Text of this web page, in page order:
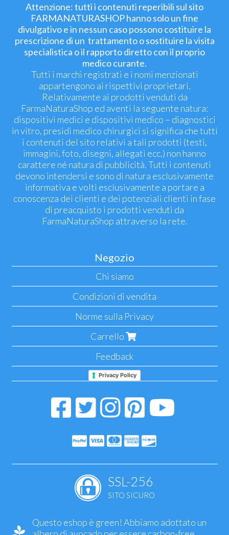
Attenzione: tutti i contenuti reperibili sul sito
FARMANATURASHOP hanno solo un fine
divulgativo e in nessun caso possono costituire la
prescrizione di un trattamento o sostituire la visita
specialistica o il rapporto diretto con il proprio
medico curante.
Tutti i marchi registrati e i nomi menzionati
appartengono ai rispettivi proprietari.
Relativamente ai prodotti venduti da
FarmaNaturaShop ed aventi la seguente natura:
dispositivi medici e dispositivi medico – diagnostici
in vitro, presidi medico chirurgici si significa che tutti
i contenuti del sito relativi a tali prodotti (testi,
immagini, foto, disegni, allegati ecc.) non hanno
carattere né natura di pubblicità. Tutti i contenuti
devono intendersi e sono di natura esclusivamente
informativa e volti esclusivamente a portare a
conoscenza dei clienti e dei potenziali clienti in fase
di preacquisto i prodotti venduti da
FarmaNaturaShop attraverso la rete.
Negozio
Chi siamo
Condizioni di vendita
Norme sulla Privacy
Carrello
Feedback
Privacy Policy
SSL-256
SITO SICURO
Questo eshop è green! Abbiamo adottato un